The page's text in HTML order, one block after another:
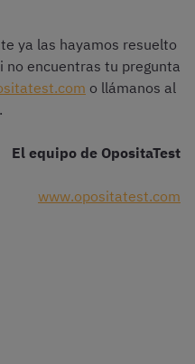
ya las hayamos resuelto
no encuentras tu pregunta
o llámanos al
El equipo de OpositaTest
www.opositatest.com